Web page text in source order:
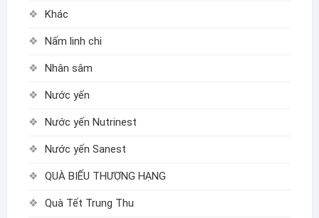
Khác
Nấm linh chi
Nhân sâm
Nước yến
Nước yến Nutrinest
Nước yến Sanest
QUÀ BIẾU THƯỢNG HẠNG
Quà Tết Trung Thu